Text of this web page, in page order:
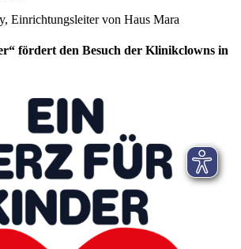
Einrichtungsleiter von Haus Mara
fördert den Besuch der Klinikclowns in